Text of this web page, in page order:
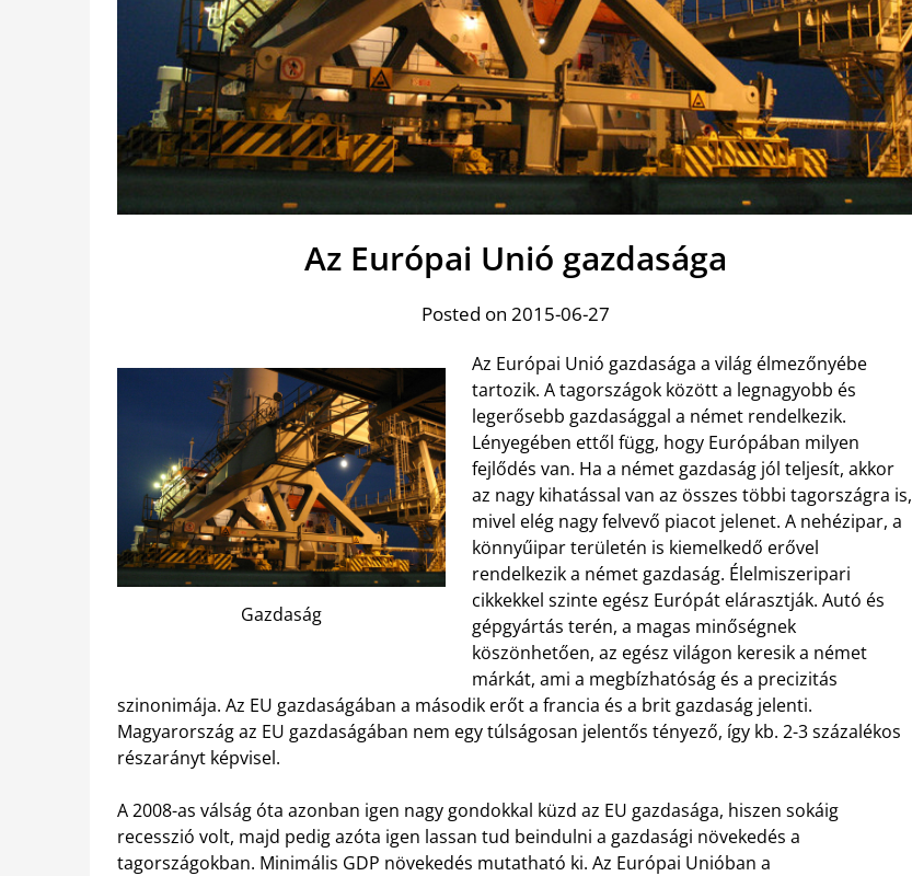
Az Európai Unió gazdasága
Posted on 2015-06-27
Gazdaság
Az Európai Unió gazdasága a világ élmezőnyébe
tartozik. A tagországok között a legnagyobb és
legerősebb gazdasággal a német rendelkezik.
Lényegében ettől függ, hogy Európában milyen
fejlődés van. Ha a német gazdaság jól teljesít, akkor
az nagy kihatással van az összes többi tagországra is,
mivel elég nagy felvevő piacot jelenet. A nehézipar, a
könnyűipar területén is kiemelkedő erővel
rendelkezik a német gazdaság. Élelmiszeripari
cikkekkel szinte egész Európát elárasztják. Autó és
gépgyártás terén, a magas minőségnek
köszönhetően, az egész világon keresik a német
márkát, ami a megbízhatóság és a precizitás
szinonimája. Az EU gazdaságában a második erőt a francia és a brit gazdaság jelenti.
Magyarország az EU gazdaságában nem egy túlságosan jelentős tényező, így kb. 2-3 százalékos
részarányt képvisel.
A 2008-as válság óta azonban igen nagy gondokkal küzd az EU gazdasága, hiszen sokáig
recesszió volt, majd pedig azóta igen lassan tud beindulni a gazdasági növekedés a
tagországokban. Minimális GDP növekedés mutatható ki. Az Európai Unióban a